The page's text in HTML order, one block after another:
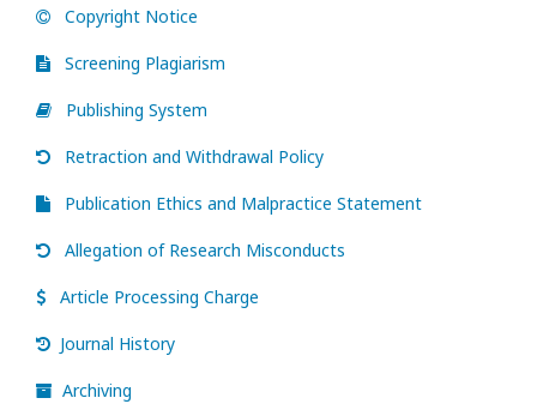
Copyright Notice
Screening Plagiarism
Publishing System
Retraction and Withdrawal Policy
Publication Ethics and Malpractice Statement
Allegation of Research Misconducts
Article Processing Charge
Journal History
Archiving